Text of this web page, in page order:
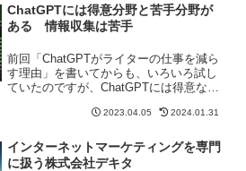
ます。結論からすると、...
ChatGPTには得意分野と苦手分野が
ある 情報収集は苦手
前回「ChatGPTがライターの仕事を減ら
す理由」を書いてからも、いろいろ試し
ていたのですが、ChatGPTには得意なこ
弊社で利用しているのは「ChatGPT4」
も...
2023.04.05 2024.01.31
インターネットマーケティングを専門
に扱う株式会社デキタ